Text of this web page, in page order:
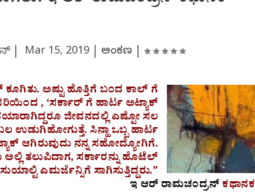
| Mar 15, 2019 ಅಂಕಣ |
ಅಷ್ಟು ಹೊತ್ತಿಗೆ ಬಂದ ಕಾಲ್ ಗೆ
, ‘ಸರ್ಕಾರ್ ಗೆ ಹಾರ್ಟ ಅಟ್ಯಾಕ್
ಜೀವನದಲ್ಲಿ ಎಷ್ಟೋ ಸಲ
ಉಡುಗಿಹೋಗುತ್ತೆ. ಸಿನ್ಹಾ ಒಬ್ಬ ಹಾರ್ಟ
ಆಗಿರುವುದು ನನ್ನ ಸಹೋದ್ಯೋಗಿಗೆ.
ತಲುಪಿದಾಗ, ಸರ್ಕಾರನ್ನು ಹೊಟೆಲ್
ಎಮರ್ಜೆನ್ಸಿಗೆ ಸಾಗಿಸುತ್ತಿದ್ದರು.”
ಇ ಆರ್ ರಾಮಚಂದ್ರನ್ ಕಥಾನಕ